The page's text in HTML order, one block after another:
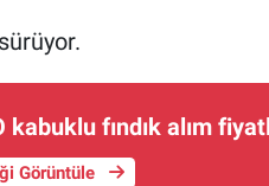
kabuklu fındık alım
Görüntüle